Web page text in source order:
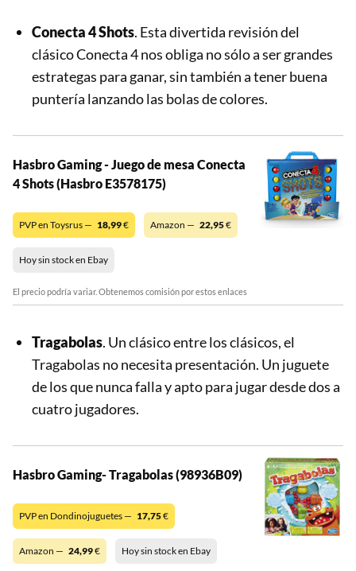
Conecta 4 Shots. Esta divertida revisión del
clásico Conecta 4 nos obliga no sólo a ser grandes
estrategas para ganar, sin también a tener buena
puntería lanzando las bolas de colores.
Hasbro Gaming - Juego de mesa Conecta
4 Shots (Hasbro E3578175)
PVP en Toysrus — 18,99€ Amazon — 22,95€
Hoy sin stock en Ebay
El precio podría variar. Obtenemos comisión por estos enlaces
Tragabolas. Un clásico entre los clásicos, el
Tragabolas no necesita presentación. Un juguete
de los que nunca falla y apto para jugar desde dos a
cuatro jugadores.
Hasbro Gaming- Tragabolas (98936B09)
PVP en Dondinojuguetes — 17,75€
Amazon — 24,99€ Hoy sin stock en Ebay